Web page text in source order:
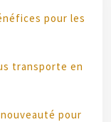
pour les
transporte en
pour